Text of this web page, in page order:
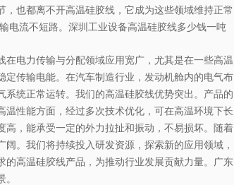
也都离不开高温硅胶线，它成为这些领域维持正常
电流不短路。深圳工业设备高温硅胶线多少钱一吨
电力传输与分配领域应用宽广，尤其是在一些高温
传输电能。在汽车制造行业，发动机舱内的电气布
统正常运转。我们的高温硅胶线优势突出。产品的
性能方面，经过多次技术优化，可在高温环境下长
，能承受一定的外力拉扯和振动，不易损坏。随着
。我们将持续投入研发资源，探索新的应用领域，
高温硅胶线产品，为推动行业发展贡献力量。广东